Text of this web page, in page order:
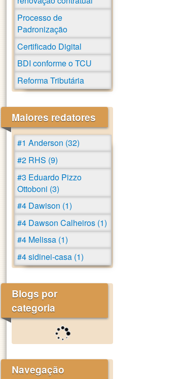
Processo de
Padronização
Certificado Digital
BDI conforme o TCU
Reforma Tributária
Maiores redatores
#1 Anderson (32)
#2 RHS (9)
#3 Eduardo Pizzo
Ottoboni (3)
#4 Dawison (1)
#4 Dawson Calheiros (1)
#4 Melissa (1)
#4 sidinei-casa (1)
Blogs por
categoria
Navegação